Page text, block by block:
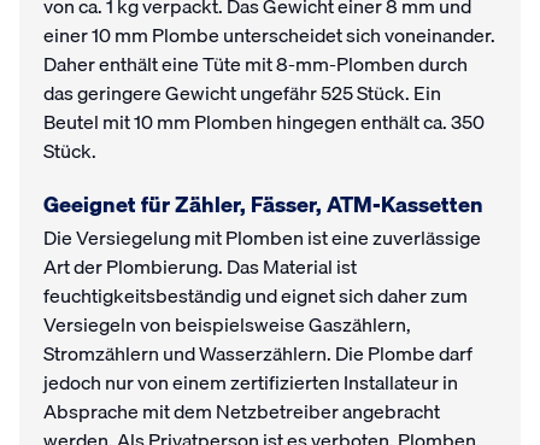
einer 10 mm Plombe unterscheidet sich voneinander.
Daher enthält eine Tüte mit 8-mm-Plomben durch
das geringere Gewicht ungefähr 525 Stück. Ein
Beutel mit 10 mm Plomben hingegen enthält ca. 350
Stück.
Geeignet für Zähler, Fässer, ATM-Kassetten
Die Versiegelung mit Plomben ist eine zuverlässige
Art der Plombierung. Das Material ist
feuchtigkeitsbeständig und eignet sich daher zum
Versiegeln von beispielsweise Gaszählern,
Stromzählern und Wasserzählern. Die Plombe darf
jedoch nur von einem zertifizierten Installateur in
Absprache mit dem Netzbetreiber angebracht